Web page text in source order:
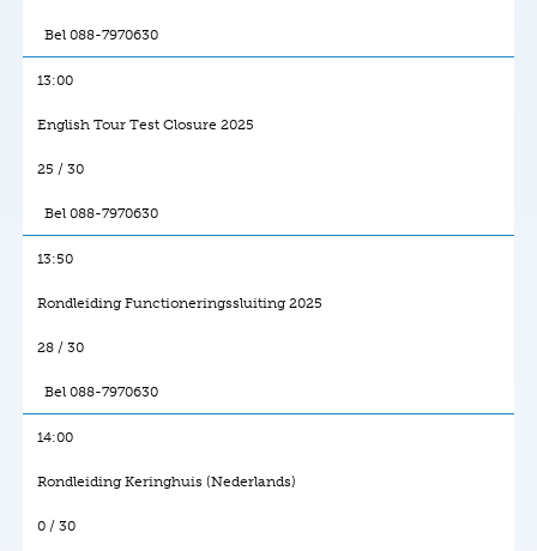
Bel 088-7970630
13:00
English Tour Test Closure 2025
25 / 30
Bel 088-7970630
13:50
Rondleiding Functioneringssluiting 2025
28 / 30
Bel 088-7970630
14:00
Rondleiding Keringhuis (Nederlands)
0 / 30